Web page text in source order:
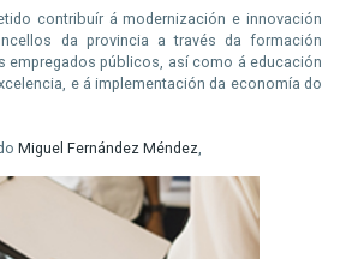
contribuír á modernización e innovación
da provincia a través da formación
empregados públicos, así como á educación
e á implementación da economía do
Miguel Fernández Méndez